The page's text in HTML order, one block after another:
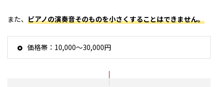
また、 ピアノの演奏音そのものを小さくすることはできません。
価格帯：10,000～30,000円